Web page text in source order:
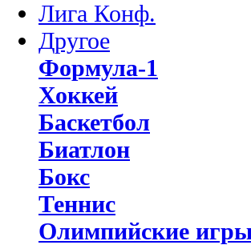
Лига Конф.
Другое
Формула-1
Хоккей
Баскетбол
Биатлон
Бокс
Теннис
Олимпийские